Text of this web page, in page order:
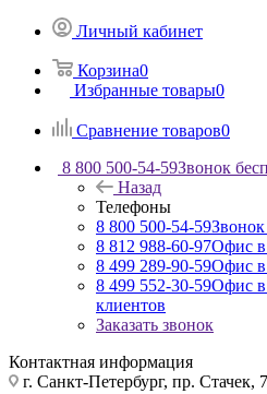
Личный кабинет
Корзина0
Избранные товары0
Сравнение товаров0
8 800 500-54-59Звонок
Назад
Телефоны
8 800 500-54-59
8 812 988-60-97Офис в
8 499 289-90-59Офис в
8 499 552-30-59Офис в
клиентов
Заказать звонок
Контактная информация
г. Санкт-Петербург, пр. Стачек,